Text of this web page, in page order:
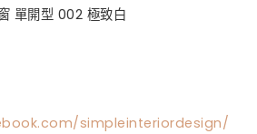
單開型 002 極致白
simpleinteriordesign/